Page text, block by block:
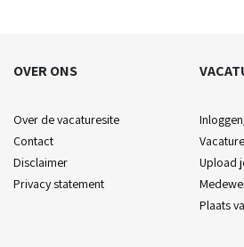
OVER ONS
Over de vacaturesite
Contact
Disclaimer
Privacy statement
Upload
Plaats